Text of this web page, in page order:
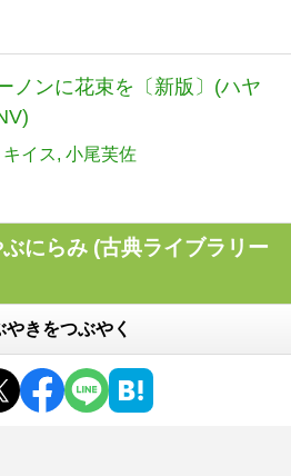
ノンに花束を〔新版〕(ハヤ
イス 小尾芙佐
にらみ (古典ライブラリー
やきをつぶやく